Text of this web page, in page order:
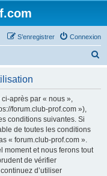
Connexion
S’enregistrer
après par « nous »,
forum.club-prof.com »),
conditions suivantes. Si
de toutes les conditions
« forum.club-prof.com ».
moment et nous ferons tout
de vérifier
d’utiliser